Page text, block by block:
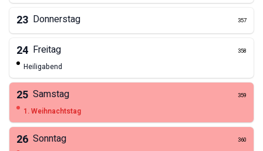
23 Donnerstag 357
24 Freitag 358
Heiligabend
25 Samstag 359
1. Weihnachtstag
26 Sonntag 360